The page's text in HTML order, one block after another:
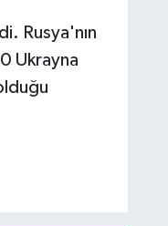
Rusya'nın
Ukrayna